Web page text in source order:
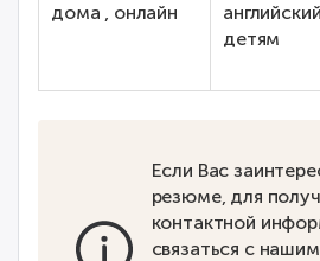
дома , онлайн
английский
детям
Если Вас
резюме, для
контактной
связаться с нашим